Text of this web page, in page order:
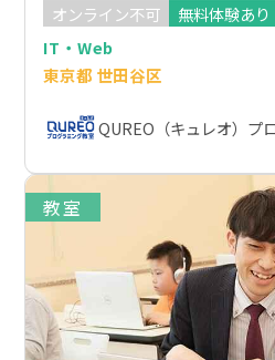
オンライン不可
無料体験あり
IT・Web
東京都 世田谷区
QUREO（キュレオ）プ
教室